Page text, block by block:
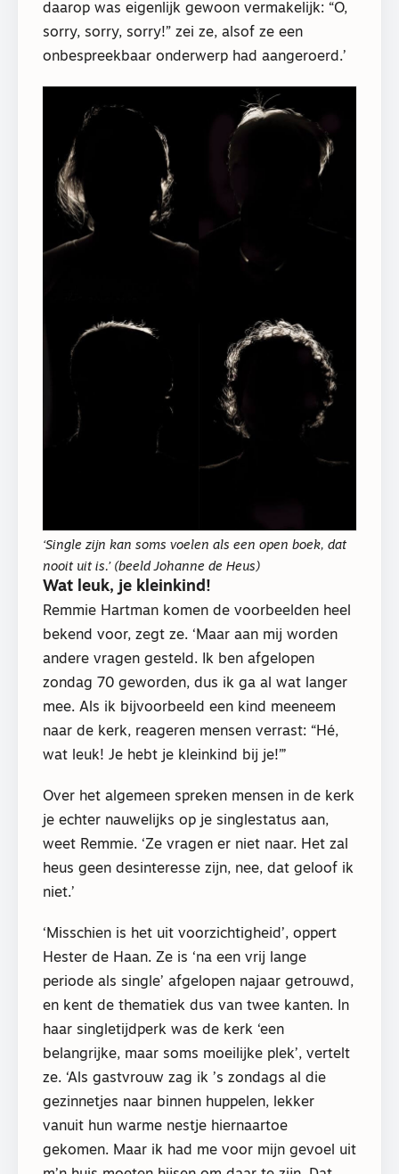
daarop was eigenlijk gewoon vermakelijk: “O,
sorry, sorry, sorry!” zei ze, alsof ze een
onbespreekbaar onderwerp had aangeroerd.’
‘Single zijn kan soms voelen als een open boek, dat
nooit uit is.’ (beeld Johanne de Heus)
Wat leuk, je kleinkind!
Remmie Hartman komen de voorbeelden heel
bekend voor, zegt ze. ‘Maar aan mij worden
andere vragen gesteld. Ik ben afgelopen
zondag 70 geworden, dus ik ga al wat langer
mee. Als ik bijvoorbeeld een kind meeneem
naar de kerk, reageren mensen verrast: “Hé,
wat leuk! Je hebt je kleinkind bij je!”’
Over het algemeen spreken mensen in de kerk
je echter nauwelijks op je singlestatus aan,
weet Remmie. ‘Ze vragen er niet naar. Het zal
heus geen desinteresse zijn, nee, dat geloof ik
niet.’
‘Misschien is het uit voorzichtigheid’, oppert
Hester de Haan. Ze is ‘na een vrij lange
periode als single’ afgelopen najaar getrouwd,
en kent de thematiek dus van twee kanten. In
haar singletijdperk was de kerk ‘een
belangrijke, maar soms moeilijke plek’, vertelt
ze. ‘Als gastvrouw zag ik ’s zondags al die
gezinnetjes naar binnen huppelen, lekker
vanuit hun warme nestje hiernaartoe
gekomen. Maar ik had me voor mijn gevoel uit